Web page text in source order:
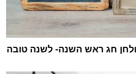
חג ראש השנה- לשנה טובה